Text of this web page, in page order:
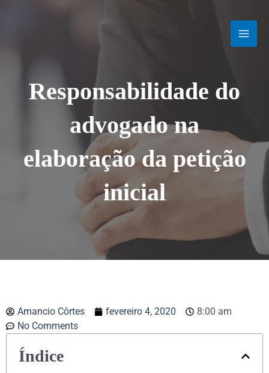
Responsabilidade do
advogado na
elaboração da petição
inicial
Amancio Côrtes fevereiro 4, 2020
8:00 am
No Comments
Índice